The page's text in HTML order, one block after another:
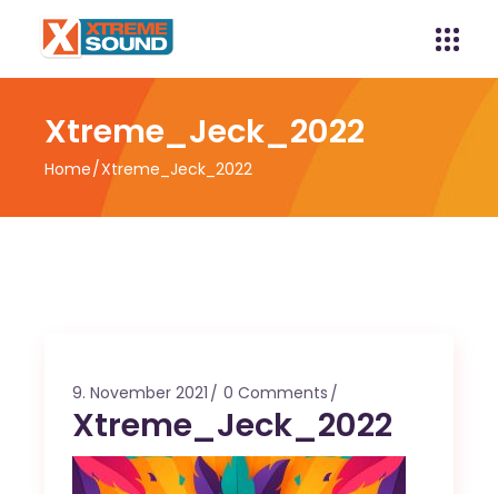
Xtreme_Jeck_2022
Home Xtreme_Jeck_2022
9. November 2021 0 Comments
Xtreme_Jeck_2022